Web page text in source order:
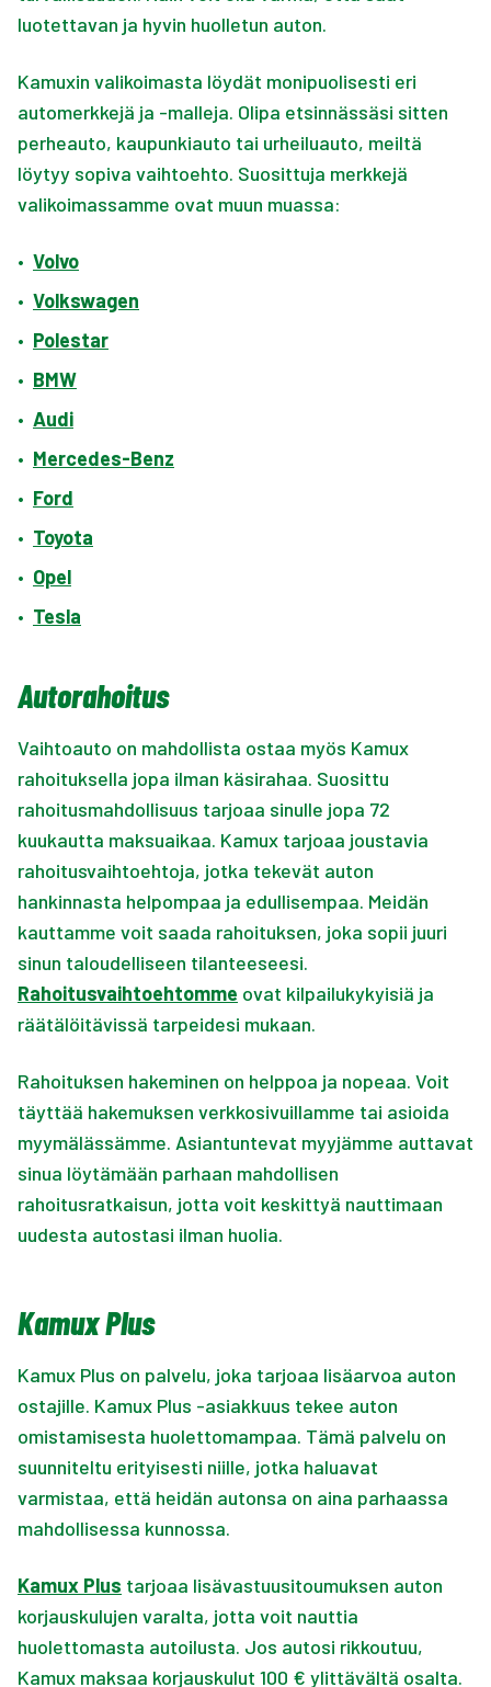
luotettavan ja hyvin huolletun auton.
Kamuxin valikoimasta löydät monipuolisesti eri
automerkkejä ja -malleja. Olipa etsinnässäsi sitten
perheauto, kaupunkiauto tai urheiluauto, meiltä
löytyy sopiva vaihtoehto. Suosittuja merkkejä
valikoimassamme ovat muun muassa:
• Volvo
• Volkswagen
• Polestar
• BMW
• Audi
• Mercedes-Benz
• Ford
• Toyota
• Opel
• Tesla
Autorahoitus
Vaihtoauto on mahdollista ostaa myös Kamux
rahoituksella jopa ilman käsirahaa. Suosittu
rahoitusmahdollisuus tarjoaa sinulle jopa 72
kuukautta maksuaikaa. Kamux tarjoaa joustavia
rahoitusvaihtoehtoja, jotka tekevät auton
hankinnasta helpompaa ja edullisempaa. Meidän
kauttamme voit saada rahoituksen, joka sopii juuri
sinun taloudelliseen tilanteeseesi.
Rahoitusvaihtoehtomme ovat kilpailukykyisiä ja
räätälöitävissä tarpeidesi mukaan.
Rahoituksen hakeminen on helppoa ja nopeaa. Voit
täyttää hakemuksen verkkosivuillamme tai asioida
myymälässämme. Asiantuntevat myyjämme auttavat
sinua löytämään parhaan mahdollisen
rahoitusratkaisun, jotta voit keskittyä nauttimaan
uudesta autostasi ilman huolia.
Kamux Plus
Kamux Plus on palvelu, joka tarjoaa lisäarvoa auton
ostajille. Kamux Plus -asiakkuus tekee auton
omistamisesta huolettomampaa. Tämä palvelu on
suunniteltu erityisesti niille, jotka haluavat
varmistaa, että heidän autonsa on aina parhaassa
mahdollisessa kunnossa.
Kamux Plus tarjoaa lisävastuusitoumuksen auton
korjauskulujen varalta, jotta voit nauttia
huolettomasta autoilusta. Jos autosi rikkoutuu,
Kamux maksaa korjauskulut 100 € ylittävältä osalta.